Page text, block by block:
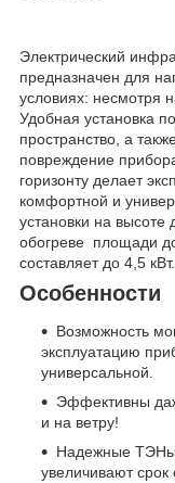
Электрический
предназначен для
условиях: несмотря
Удобная установка
пространство, а
повреждение
горизонту делает
комфортной и
установки на
обогреве площади
составляет до 4,5 кВт.
Особенности
Возможность
эксплуатацию
универсальной.
Эффективны
и на ветру!
Надежные ТЭНы
увеличивают